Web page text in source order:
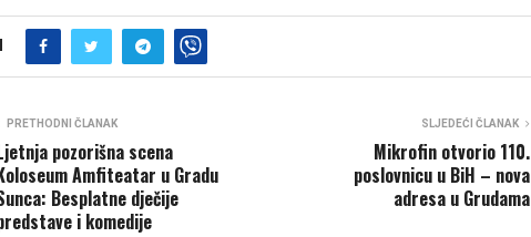
PRETHODNI ČLANAK
pozorišna scena
Amfiteatar u Gradu
Besplatne dječije
i komedije
SLJEDEĆI ČLANAK
Mikrofin otvorio 110.
poslovnicu u BiH – nova
adresa u Grudama